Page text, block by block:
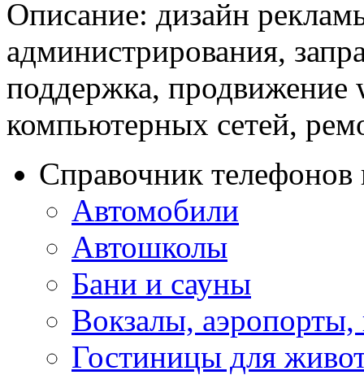
Описание: дизайн
администрирования,
поддержка, продвижение
компьютерных сетей,
Справочник
Автомобили
Автошколы
Бани и сауны
Вокзалы,
Гостиницы для